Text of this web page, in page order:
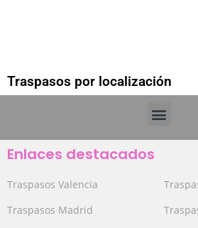
Traspasos por localización
Enlaces destacados
Traspasos Valencia
Traspasos Madrid